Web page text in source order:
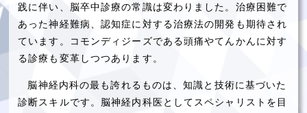
践に伴い、脳卒中診療の常識は変わりました。治療困難で
あった神経難病、認知症に対する治療法の開発も期待され
ています。コモンディジーズである頭痛やてんかんに対す
る診療も変革しつつあります。
脳神経内科の最も誇れるものは、知識と技術に基づいた
診断スキルです。脳神経内科医としてスペシャリストを目